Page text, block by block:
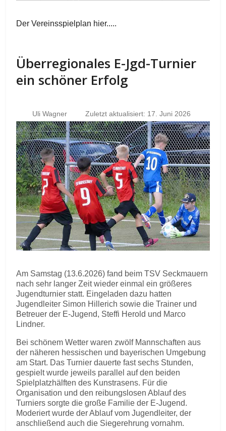
Der Vereinsspielplan hier.....
Überregionales E-Jgd-Turnier
ein schöner Erfolg
Uli Wagner Zuletzt aktualisiert: 17. Juni 2026
Am Samstag (13.6.2026) fand beim TSV Seckmauern
nach sehr langer Zeit wieder einmal ein größeres
Jugendturnier statt. Eingeladen dazu hatten
Jugendleiter Simon Hillerich sowie die Trainer und
Betreuer der E-Jugend, Steffi Herold und Marco
Lindner.
Bei schönem Wetter waren zwölf Mannschaften aus
der näheren hessischen und bayerischen Umgebung
am Start. Das Turnier dauerte fast sechs Stunden,
gespielt wurde jeweils parallel auf den beiden
Spielplatzhälften des Kunstrasens. Für die
Organisation und den reibungslosen Ablauf des
Turniers sorgte die große Familie der E-Jugend.
Moderiert wurde der Ablauf vom Jugendleiter, der
anschließend auch die Siegerehrung vornahm.